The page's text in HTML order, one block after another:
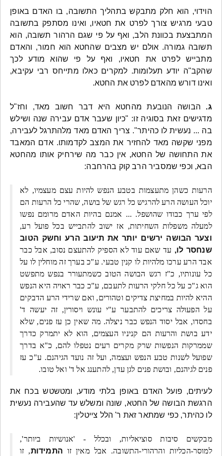
הוידוי, הוא חלק מתבקש בתהליך התשובה, בו האדם באופן
טבעי מרגיש צורך לפרט את חטאיו, ואינו מסתפק בתשובה
המתבצעת בכוונת הלב, ואף על פי שגם הרהור תשובה, הוא
תשובה גמורה. אולם יש מצבים שהחטא הוא חמור, והאדם
מתבייש לפרט את חטאיו, ואף על פי שהוא מודע לכך
שהקב"ה יודע תעלומות. למקרים כאלו מתייחס רבי עקיבא,
ואינו דורש מהאדם לפרט את החטא.
ג. הבושה הנובעת מהחטא היא דבר חשוב מאד, וחז"ל
מדגישים זאת בסוגיה זו: "כיון שעבר אדם עבירה שנה ושילש
בה ... נעשית לו כהיתר". צריך האדם מאד מלהתרגל לעבירה,
מפני שקשה מאד להחזיר את המצב לקדמותו. אדם המאבד
את התחושה של החטא, אין כבר מה שירחיק אותו מהחטא
הבא, וכפי שמסביר הרב קוק בהרחבה:
הרעות כשהן מתעצמות בטבע הנפש להיות עצם מעצמיו, לא
יוכל העושה הרע להרגיש כל רגש של בושה, שהרי כל הרעות הם
לפי ערך כבודו שהושפל. ... אמנם בהיות האדם מרומם נפשו
למעלה משפלות השחיתות, אז ישוב להתבייש בכל פועל רע,
וצער הבושה ירשים יותר את תיעוב הרע וחשק הטוב
שנחסר לו, עד שאם עוד לא הספיק להתעצם נסוב, אבל כבר
אבד הרע ערכו מלהיות לו קנין טבעי. ע"כ בערך זה מוחלין לו על
כל עונותיו, כ"ז רגש הבושה הטוב כשמתעורר בנפש מתפשט
הוא ג"כ על כל חלקי הרעות לתעבם, ע"כ כבר ראויה היא הנפש
ההיא להיות במחיצת צדיקים וטהורים, ואם שרידי הרע הדבקים
על הפעולה צריכים להתבער ע"י עונש ויסורין, זה יעשה ד'
בחסדו, אבל יסוד הנפש כבר ניצלה. מה שאין כן עז פנים, שלא
ידע בושת והרעות הם קניניו העצמים, הוא לא יתמרק כדרך
שממרקות הנפשות שרק מקרים רעים נטפלו להם, כ"א בדרך
שפועל לשנות טבע הנפש ועצמה, ועל זה נועד הגיהנם. ע"כ עז
פנים לגיהנם, ובושת פנים לגן עדן, להתענג אל ד' ואל טובו.
לעיתים, פועל האדם באופן בלתי מודע, ומטשטש בכח את
הרגשת הבושה של החטא, שונה ומשלש עד שהעבירה נעשית
לו כהיתר, כפי שמתאר זאת ר' הלל צייטלין:
מבקשים סיבות סוציאליות, ובכלל - 'אנושיות ביותר',
למוסר-הכליות והרהורי-התשובה. אבל מאין זו התמידות, זו